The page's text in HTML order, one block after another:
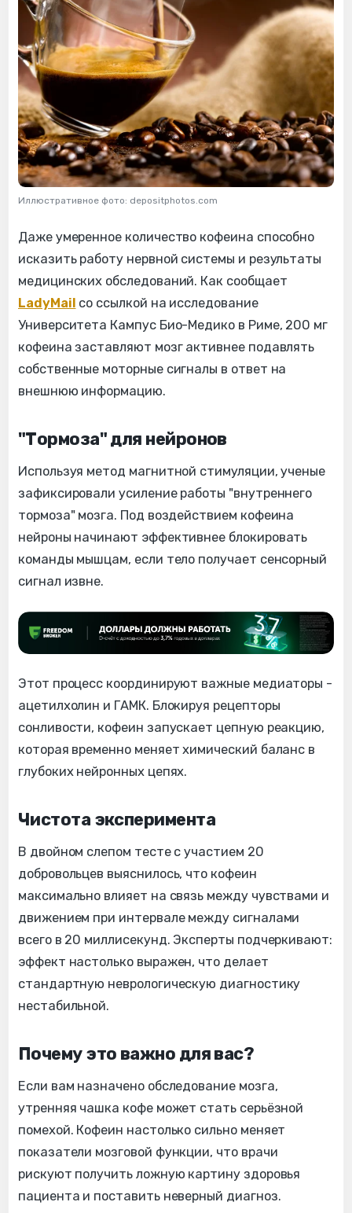
Иллюстративное фото: depositphotos.com
Даже умеренное количество кофеина способно
исказить работу нервной системы и результаты
медицинских обследований. Как сообщает
LadyMail со ссылкой на исследование
Университета Кампус Био-Медико в Риме, 200 мг
кофеина заставляют мозг активнее подавлять
собственные моторные сигналы в ответ на
внешнюю информацию.
"Тормоза" для нейронов
Используя метод магнитной стимуляции, ученые
зафиксировали усиление работы "внутреннего
тормоза" мозга. Под воздействием кофеина
нейроны начинают эффективнее блокировать
команды мышцам, если тело получает сенсорный
сигнал извне.
Этот процесс координируют важные медиаторы -
ацетилхолин и ГАМК. Блокируя рецепторы
сонливости, кофеин запускает цепную реакцию,
которая временно меняет химический баланс в
глубоких нейронных цепях.
Чистота эксперимента
В двойном слепом тесте с участием 20
добровольцев выяснилось, что кофеин
максимально влияет на связь между чувствами и
движением при интервале между сигналами
всего в 20 миллисекунд. Эксперты подчеркивают:
эффект настолько выражен, что делает
стандартную неврологическую диагностику
нестабильной.
Почему это важно для вас?
Если вам назначено обследование мозга,
утренняя чашка кофе может стать серьёзной
помехой. Кофеин настолько сильно меняет
показатели мозговой функции, что врачи
рискуют получить ложную картину здоровья
пациента и поставить неверный диагноз.